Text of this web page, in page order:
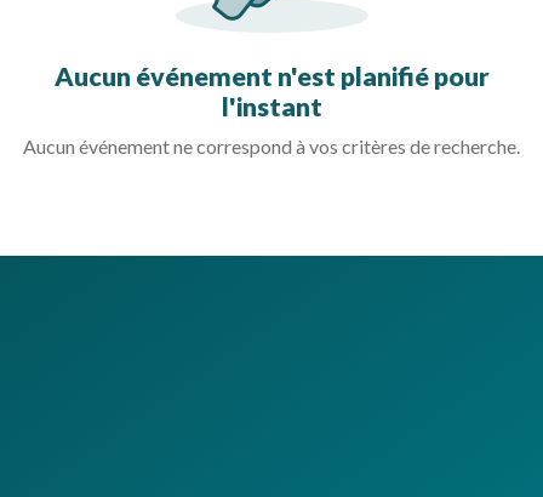
Aucun événement n'est planifié pour
l'instant
Aucun événement ne correspond à vos critères de recherche.